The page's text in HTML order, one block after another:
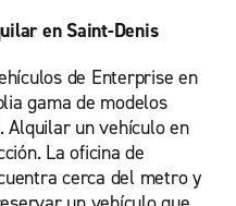
en Saint-Denis
de Enterprise en
gama de modelos
Alquilar un vehículo en
La oficina de
cerca del metro y